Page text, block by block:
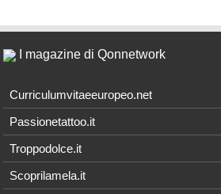
I magazine di Qonnetwork
Curriculumvitaeeuropeo.net
Passionetattoo.it
Troppodolce.it
Scoprilamela.it